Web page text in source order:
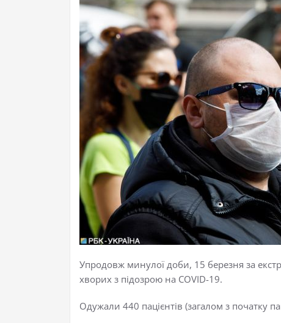
Упродовж минулої доби, 15 березня за
хворих з підозрою на COVID-19.
Одужали 440 пацієнтів (загалом з початку